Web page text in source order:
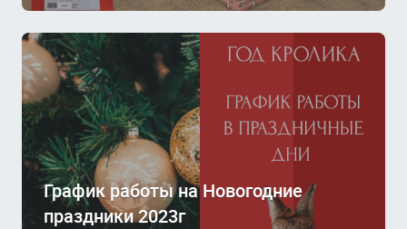
График работы на Новогодние
праздники 2023г